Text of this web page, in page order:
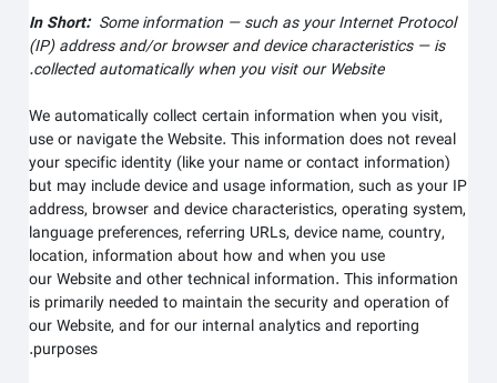
In Short:Some information — such as your Internet Protocol
(IP) address and/or browser and device characteristics — is
collected automatically when you visit ourWebsite
.
We automatically collect certain information when you visit,
use or navigate theWebsite. This information does not reveal
your specific identity (like your name or contact information)
but may include device and usage information, such as your IP
address, browser and device characteristics, operating system,
language preferences, referring URLs, device name, country,
location, information about how and when you use
ourWebsiteand other technical information. This information
is primarily needed to maintain the security and operation of
ourWebsite, and for our internal analytics and reporting
purposes.